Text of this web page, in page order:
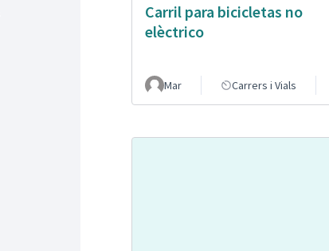
Carril para bicicletas no
elèctrico
Mar Carrers i Vials